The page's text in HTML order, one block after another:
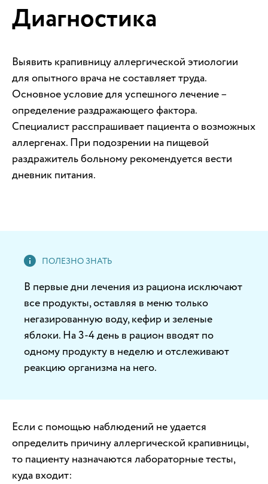
Диагностика
Выявить крапивницу аллергической этиологии
для опытного врача не составляет труда.
Основное условие для успешного лечение –
определение раздражающего фактора.
Специалист расспрашивает пациента о возможных
аллергенах. При подозрении на пищевой
раздражитель больному рекомендуется вести
дневник питания.
В первые дни лечения из рациона исключают
все продукты, оставляя в меню только
негазированную воду, кефир и зеленые
яблоки. На 3-4 день в рацион вводят по
одному продукту в неделю и отслеживают
реакцию организма на него.
Если с помощью наблюдений не удается
определить причину аллергической крапивницы,
то пациенту назначаются лабораторные тесты,
куда входит: